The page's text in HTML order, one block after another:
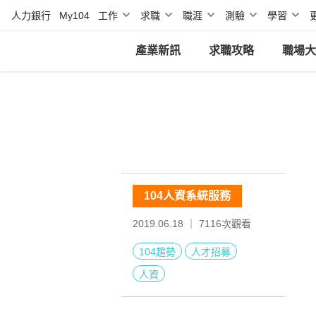
人力銀行 My104 工作 求職 職涯 測驗 學習
產業新訊 求職攻略 職場
104人資系統服務
2019.06.18 ｜ 7116次觀看
104趨勢
人才招募
人資